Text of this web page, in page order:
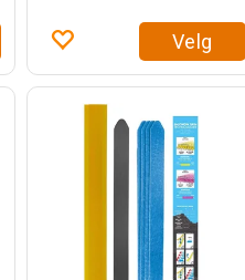
Velg